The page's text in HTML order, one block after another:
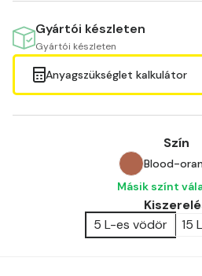
Gyártói készleten
Gyártói készleten
Anyagszükséglet kalkulátor
Szín
Blood-
Amber A
Apple B
Másik színt
5 L-es vödör
15